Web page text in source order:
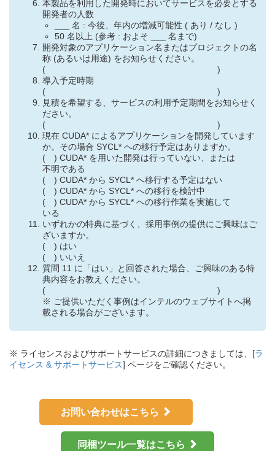
本製品を利用した開発時においてサービスを必要とする
開発者の人数
___ 名 : 今後、年内の増減可能性 ( あり / なし )
50 名以上 (参考 : およそ ___ 名まで)
開発対象のアプリケーション名またはプロジェクトの名
称 (あるいは用途) をお知らせください。
( )
導入予定時期
( )
見積を希望する、サービスの利用予定期間をお知らせく
ださい。
( )
現在 CUDA* によるアプリケーションを開発しています
か。その場合 SYCL* への移行予定はありますか。
( ) CUDA* を用いた開発は行っていない、または
不明である
( ) CUDA* から SYCL* へ移行する予定はない
( ) CUDA* から SYCL* への移行を検討中
( ) CUDA* から SYCL* への移行作業を実施して
いる
いずれかの特典に基づく、採用事例の提供にご興味はご
ざいますか。
( ) はい
( ) いいえ
質問 11 に「はい」と回答された場合、ご興味のある特
典内容をお教えください。
( )
※ ご提供いただく事例はインテルのウェブサイトへ掲
載される場合がございます。
※ ライセンスおよびサポートサービスの詳細につきましては、[ラ
イセンス & サポートサービス] ページをご確認ください。
お問い合わせはこちら
同梱ツール一覧はこちら